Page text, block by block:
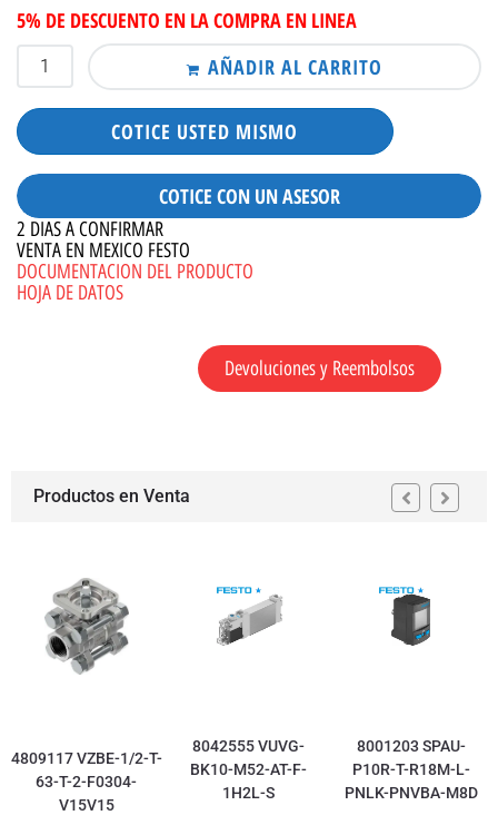
5% DE DESCUENTO EN LA COMPRA EN LINEA
AÑADIR AL CARRITO
COTICE USTED MISMO
COTICE CON UN ASESOR
2 DIAS A CONFIRMAR
VENTA EN MEXICO FESTO
DOCUMENTACION DEL PRODUCTO
HOJA DE DATOS
Devoluciones y Reembolsos
Productos en Venta
4809117 VZBE-1/2-T-
63-T-2-F0304-
V15V15
8042555 VUVG-
BK10-M52-AT-F-
1H2L-S
8001203 SPAU-
P10R-T-R18M-L-
PNLK-PNVBA-M8D